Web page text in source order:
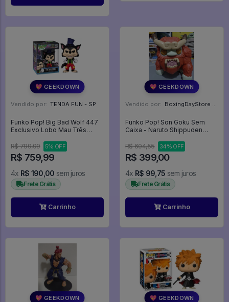
💖 GEEKDOWN
Vendido por: TENDA FUN - SP
Funko Pop! Big Bad Wolf 447
Exclusivo Lobo Mau Três
1739 pcs Villains Disney -
R$ 799,99 5% OFF
R$ 759,99
4x R$ 190,00 sem juros
Frete Grátis
Carrinho
💖 GEEKDOWN
Vendido por: BoxingDayStore - GO
Funko Pop! Son Goku Sem
Caixa - Naruto Shippuden
R$ 604,55
34% OFF
R$ 399,00
4x R$ 99,75 sem juros
Frete Grátis
Carrinho
💖 GEEKDOWN 💖 GEEKDOWN